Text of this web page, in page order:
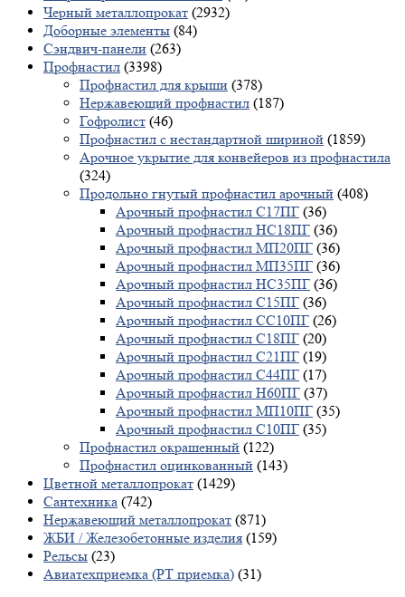
Черный металлопрокат (2932)
Доборные элементы (84)
Сэндвич-панели (263)
Профнастил (3398)
Профнастил для крыши (378)
Нержавеющий профнастил (187)
Гофролист (46)
Профнастил с нестандартной шириной (1859)
Арочное укрытие для конвейеров из профнастила
(324)
Продольно гнутый профнастил арочный (408)
Арочный профнастил С17ПГ (36)
Арочный профнастил НС18ПГ (36)
Арочный профнастил МП20ПГ (36)
Арочный профнастил МП35ПГ (36)
Арочный профнастил НС35ПГ (36)
Арочный профнастил С15ПГ (36)
Арочный профнастил СС10ПГ (26)
Арочный профнастил С18ПГ (20)
Арочный профнастил С21ПГ (19)
Арочный профнастил С44ПГ (17)
Арочный профнастил Н60ПГ (37)
Арочный профнастил МП10ПГ (35)
Арочный профнастил С10ПГ (35)
Профнастил окрашенный (122)
Профнастил оцинкованный (143)
Цветной металлопрокат (1429)
Сантехника (742)
Нержавеющий металлопрокат (871)
ЖБИ / Железобетонные изделия (159)
Рельсы (23)
Авиатехприемка (РТ приемка) (31)